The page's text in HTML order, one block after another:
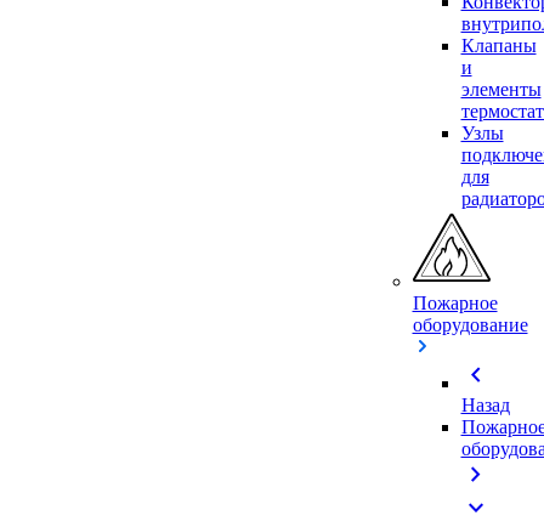
Клапаны
и
элементы
Узлы
для
Пожарное
оборудование
chevron_left
Назад
chevron_right
expand_more